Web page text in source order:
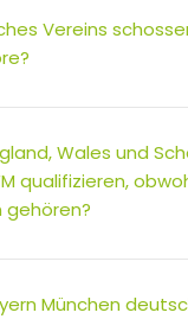
Vereins
Wales und
qualifizieren,
gehören?
München